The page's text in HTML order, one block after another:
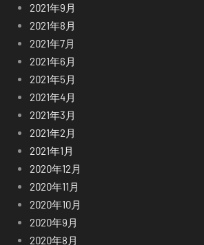
2021年9月
2021年8月
2021年7月
2021年6月
2021年5月
2021年4月
2021年3月
2021年2月
2021年1月
2020年12月
2020年11月
2020年10月
2020年9月
2020年8月